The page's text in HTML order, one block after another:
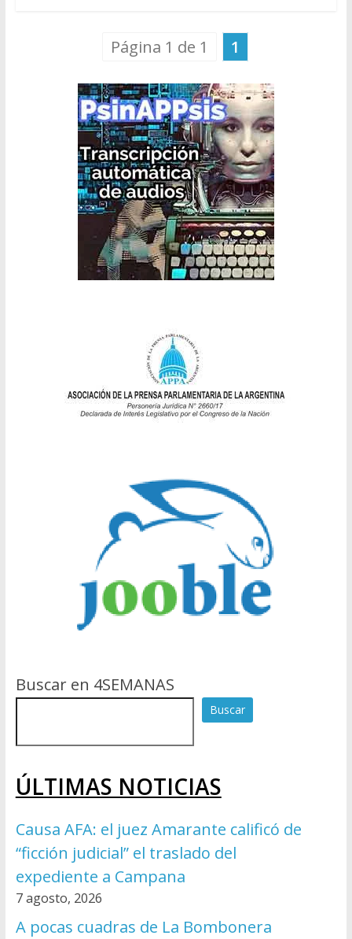
Página 1 de 1 1
Buscar en 4SEMANAS
Buscar
ÚLTIMAS NOTICIAS
Causa AFA: el juez Amarante calificó de
“ficción judicial” el traslado del
expediente a Campana
7 agosto, 2026
A pocas cuadras de La Bombonera